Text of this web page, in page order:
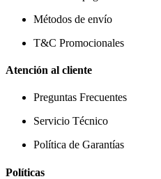
Métodos de envío
T&C Promocionales
Atención al cliente
Preguntas Frecuentes
Servicio Técnico
Política de Garantías
Políticas